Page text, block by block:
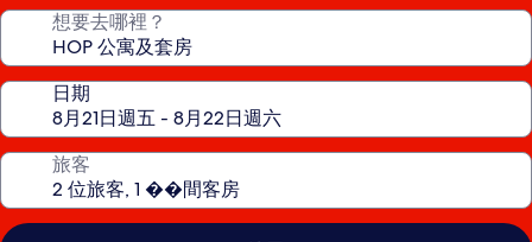
想要去哪裡？
日期
旅客